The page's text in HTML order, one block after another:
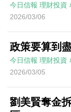
今日信報 理財投資
2026/03/06
政策要算到
今日信報 理財投資
2026/03/05
劉美賢奪金